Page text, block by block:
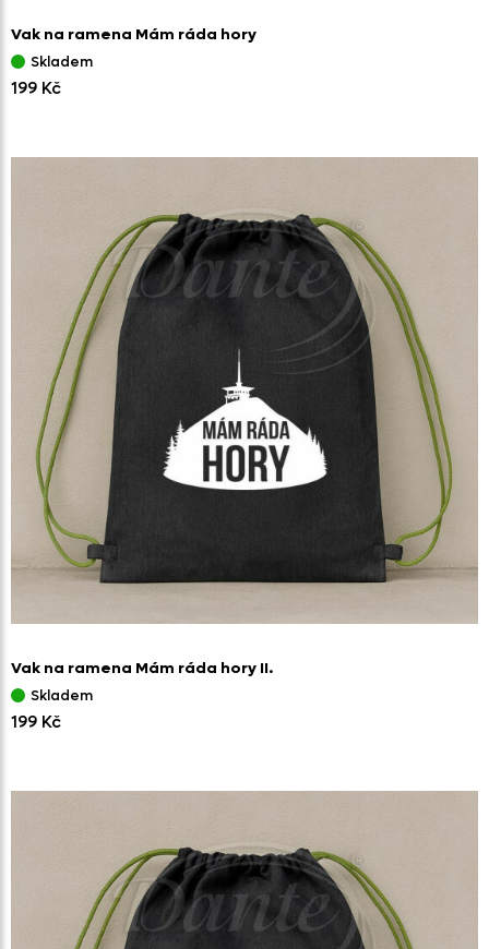
Vak na ramena Mám ráda hory
Skladem
199 Kč
Vak na ramena Mám ráda hory II.
Skladem
199 Kč